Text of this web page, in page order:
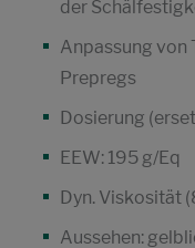
der
Anpassung von
Prepregs
Dosierung
EEW: 195 g/Eq
Dyn. Viskosität
Aussehen: